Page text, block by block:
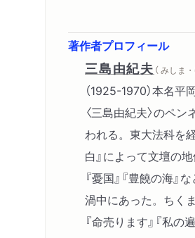
著作者プロフィール
三島由紀夫 （ みしま
（1925-1970）本名
〈三島由紀夫〉のペ
われる。東大法科を
白』によって文壇の地
『憂国』『豊饒の海
渦中にあった。ちく
『命売ります』『私の